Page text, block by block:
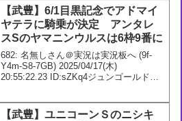
【武豊】6/1目黒記念でアドマイ
ヤテラに騎乗が決定 アンタレ
スSのヤマニンウルスは6枠9番に
682: 名無しさん＠実況は実況板へ (9f-
Y4m-S8-7GB) 2025/04/17(木)
20:55:22.23 ID:sZKq4ジュンゴールド、
684: 名無し...
【武豊】ユニコーンＳのニシキ